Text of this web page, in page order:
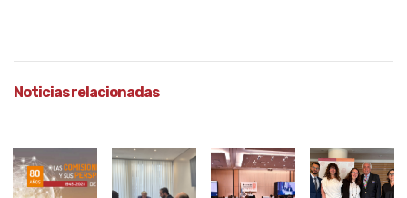
Noticias relacionadas